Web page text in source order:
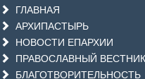
ГЛАВНАЯ
АРХИПАСТЫРЬ
НОВОСТИ ЕПАРХИИ
ПРАВОСЛАВНЫЙ ВЕСТНИК
БЛАГОТВОРИТЕЛЬНОСТЬ